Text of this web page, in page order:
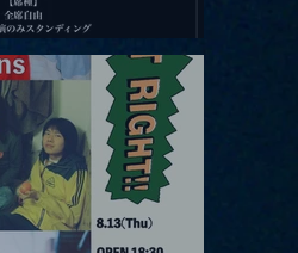
ソロワンマン 「Ballad Box 2026」